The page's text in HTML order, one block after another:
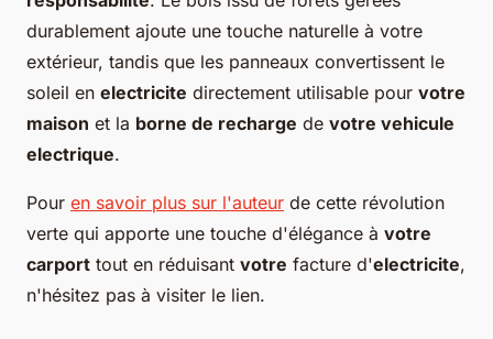
durablement ajoute une touche naturelle à votre
extérieur, tandis que les panneaux convertissent le
soleil en electricite directement utilisable pour votre
maison et la borne de recharge de votre vehicule
electrique.
Pour en savoir plus sur l'auteur de cette révolution
verte qui apporte une touche d'élégance à votre
carport tout en réduisant votre facture d'electricite,
n'hésitez pas à visiter le lien.